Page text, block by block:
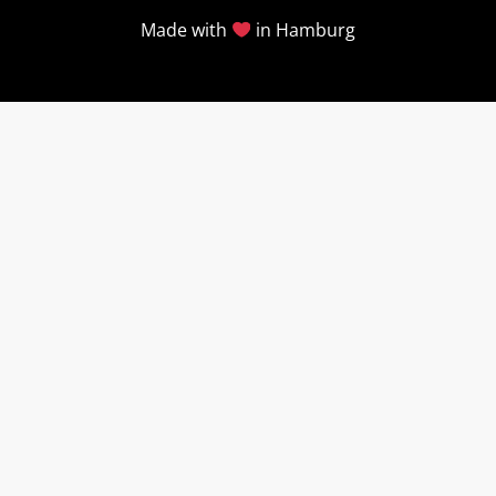
Made with in Hamburg